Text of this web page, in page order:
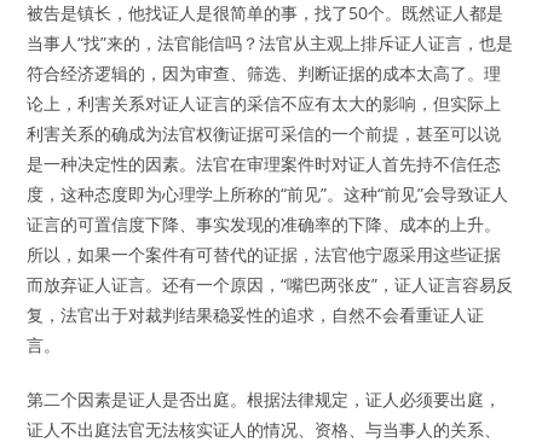
被告是镇长，他找证人是很简单的事，找了50个。既然证人都是
当事人“找”来的，法官能信吗？法官从主观上排斥证人证言，也是
符合经济逻辑的，因为审查、筛选、判断证据的成本太高了。理
论上，利害关系对证人证言的采信不应有太大的影响，但实际上
利害关系的确成为法官权衡证据可采信的一个前提，甚至可以说
是一种决定性的因素。法官在审理案件时对证人首先持不信任态
度，这种态度即为心理学上所称的“前见”。这种“前见”会导致证人
证言的可置信度下降、事实发现的准确率的下降、成本的上升。
所以，如果一个案件有可替代的证据，法官他宁愿采用这些证据
而放弃证人证言。还有一个原因，“嘴巴两张皮”，证人证言容易反
复，法官出于对裁判结果稳妥性的追求，自然不会看重证人证
言。
第二个因素是证人是否出庭。根据法律规定，证人必须要出庭，
证人不出庭法官无法核实证人的情况、资格、与当事人的关系、